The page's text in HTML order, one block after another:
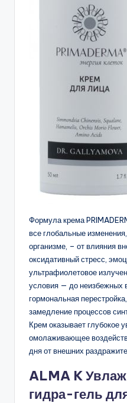
Формула крема
все глобальные
организме, – от влияния
оксидативный стресс,
ультрафиолетовое
условия — до неизбежных
гормональная
замедление процессов
Крем оказывает глубокое
омолаживающее
дня от внешних
ALMA K
гидра-гель